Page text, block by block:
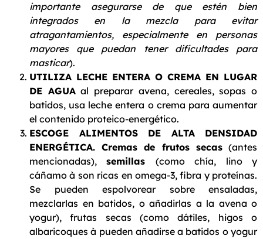
importante asegurarse de que estén bien
integrados en la mezcla para evitar
atragantamientos, especialmente en personas
mayores que puedan tener dificultades para
masticar).
UTILIZA LECHE ENTERA O CREMA EN LUGAR
DE AGUAal preparar avena, cereales, sopas o
batidos, usa leche entera o crema para aumentar
el contenido proteico-energético.
ESCOGE ALIMENTOS DE ALTA DENSIDAD
ENERGÉTICA. Cremas de frutos secas(antes
mencionadas),semillas (como chía, lino y
cáñamo à son ricas en omega-3, fibra y proteínas.
Se pueden espolvorear sobre ensaladas,
mezclarlas en batidos, o añadirlas a la avena o
yogur), frutas secas (como dátiles, higos o
albaricoques à pueden añadirse a batidos o yogur